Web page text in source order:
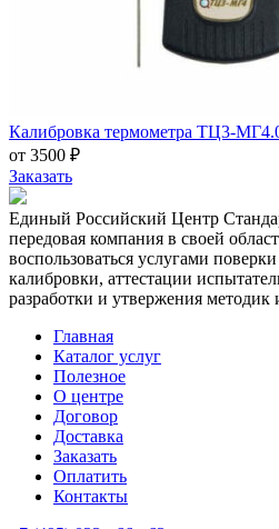
Калибровка термометра ТЦ3-
от 3500 ₽
Заказать
Единый Российский Центр
передовая компания в своей
воспользоваться услугами
калибровки, аттестации
разработки и утвержения методик
Главная
Каталог услуг
Полезное
О центре
Договор
Доставка
Заказать
Оплатить
Контакты